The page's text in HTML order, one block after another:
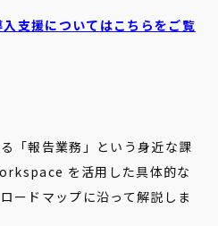
入支援についてはこちらをご覧
「報告業務」という身近な課
を活用した具体的な
ードマップに沿って解説しま